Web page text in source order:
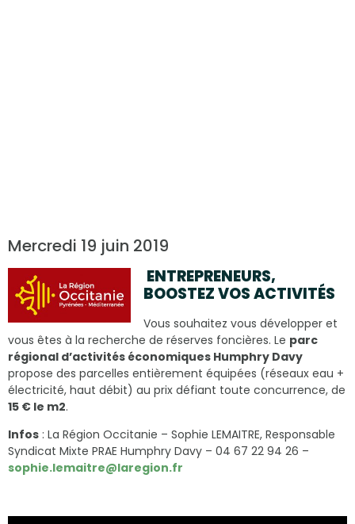
Mercredi 19 juin 2019
ENTREPRENEURS,
BOOSTEZ VOS ACTIVITÉS
Vous souhaitez vous développer et
vous êtes à la recherche de réserves foncières. Le parc
régional d’activités économiques Humphry Davy
propose des parcelles entièrement équipées (réseaux eau +
électricité, haut débit) au prix défiant toute concurrence, de
15 € le m2.
Infos : La Région Occitanie – Sophie LEMAITRE, Responsable
Syndicat Mixte PRAE Humphry Davy – 04 67 22 94 26 –
sophie.lemaitre@laregion.fr